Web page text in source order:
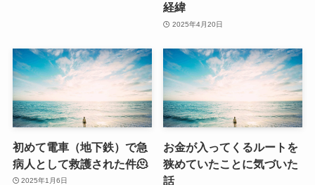
経緯
2025年4月20日
初めて電車（地下鉄）で急
病人として救護された件🫠
2025年1月6日
お金が入ってくるルートを
狭めていたことに気づいた
話